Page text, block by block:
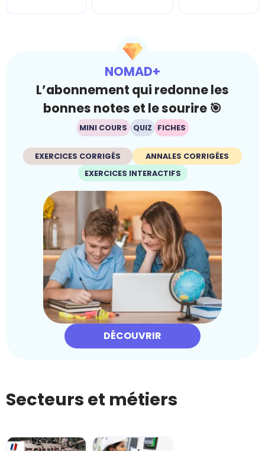
NOMAD+
L’abonnement qui redonne les
bonnes notes et le sourire 🎯
MINI COURS QUIZ FICHES
EXERCICES CORRIGÉS
ANNALES CORRIGÉES
EXERCICES INTERACTIFS
DÉCOUVRIR
Secteurs et métiers